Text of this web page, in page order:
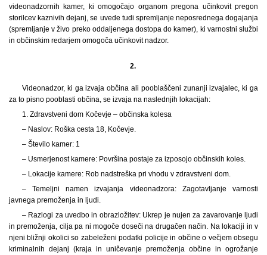
videonadzornih kamer, ki omogočajo organom pregona učinkovit pregon
storilcev kaznivih dejanj, se uvede tudi spremljanje neposrednega dogajanja
(spremljanje v živo preko oddaljenega dostopa do kamer), ki varnostni službi
in občinskim redarjem omogoča učinkovit nadzor.
2.
Videonadzor, ki ga izvaja občina ali pooblaščeni zunanji izvajalec, ki ga
za to pisno pooblasti občina, se izvaja na naslednjih lokacijah:
1. Zdravstveni dom Kočevje – občinska kolesa
– Naslov: Roška cesta 18, Kočevje.
– Število kamer: 1
– Usmerjenost kamere: Površina postaje za izposojo občinskih koles.
– Lokacije kamere: Rob nadstreška pri vhodu v zdravstveni dom.
– Temeljni namen izvajanja videonadzora: Zagotavljanje varnosti
javnega premoženja in ljudi.
– Razlogi za uvedbo in obrazložitev: Ukrep je nujen za zavarovanje ljudi
in premoženja, cilja pa ni mogoče doseči na drugačen način. Na lokaciji in v
njeni bližnji okolici so zabeleženi podatki policije in občine o večjem obsegu
kriminalnih dejanj (kraja in uničevanje premoženja občine in ogrožanje